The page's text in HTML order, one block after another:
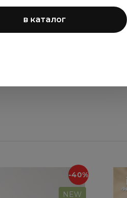
980 ₽ 745 ₽
-40%
NEW
в каталог